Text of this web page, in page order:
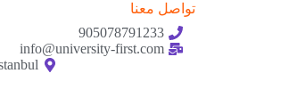
تواصل معنا
905078791233
info@university-first.com